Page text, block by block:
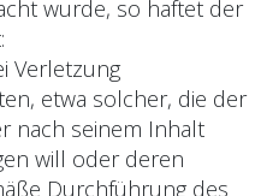
wurde, so haftet der
Verletzung
etwa solcher, die der
nach seinem Inhalt
will oder deren
Durchführung des